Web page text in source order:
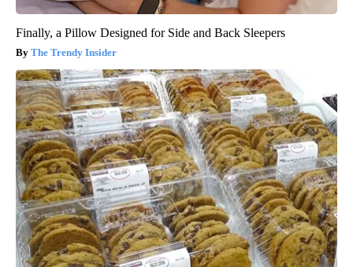
Finally, a Pillow Designed for Side and Back Sleepers
The Trendy Insider